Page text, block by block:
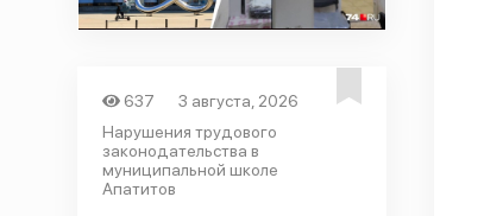
637
3 августа, 2026
Нарушения трудового
законодательства в
муниципальной школе
Апатитов